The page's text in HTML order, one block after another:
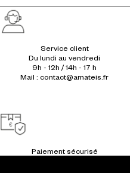
Réassurances
Service client
Du lundi au vendredi
9h - 12h / 14h - 17 h
Mail : contact@amateis.fr